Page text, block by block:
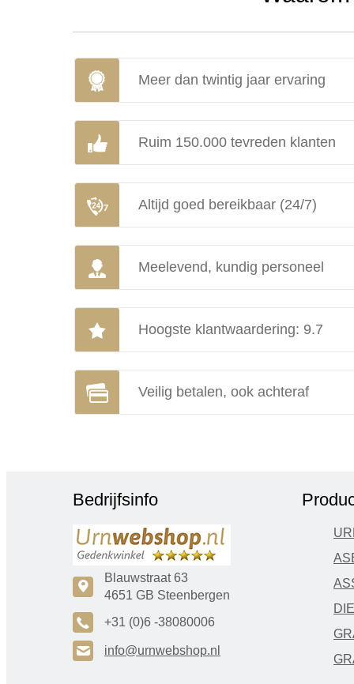
Meer dan twintig jaar ervaring
Ruim 150.000 tevreden klanten
Altijd goed bereikbaar (24/7)
Meelevend, kundig personeel
Hoogste klantwaardering: 9.7
Veilig betalen, ook achteraf
Bedrijfsinfo
c
Blauwstraat 63
4651 GB Steenbergen
A +31 (0)6 -38080006
H info@urnwebshop.nl